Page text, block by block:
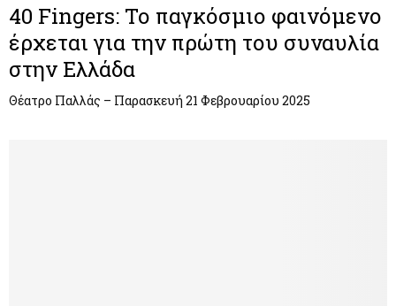
40 Fingers: Το παγκόσμιο φαινόμενο
έρχεται για την πρώτη του συναυλία
στην Ελλάδα
Θέατρο Παλλάς – Παρασκευή 21 Φεβρουαρίου 2025